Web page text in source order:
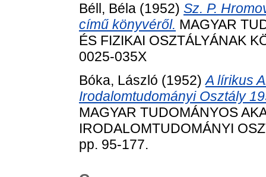
Béll, Béla (1952) Sz. P.
című könyvéről. MAGYAR
ÉS FIZIKAI OSZTÁLYÁNAK
0025-035X
Bóka, László (1952)A lírikus
Irodalomtudományi Osztály
MAGYAR TUDOMÁNYOS
IRODALOMTUDOMÁNYI
pp. 95-177.